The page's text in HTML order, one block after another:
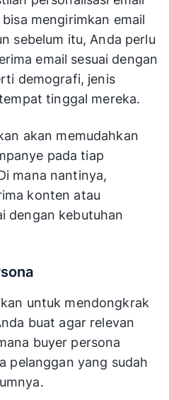
mengirimkan email
sebelum itu, Anda perlu
email sesuai dengan
demografi, jenis
tinggal mereka.
akan memudahkan
pada tiap
mana nantinya,
konten atau
dengan kebutuhan
untuk mendongkrak
buat agar relevan
buyer persona
pelanggan yang sudah